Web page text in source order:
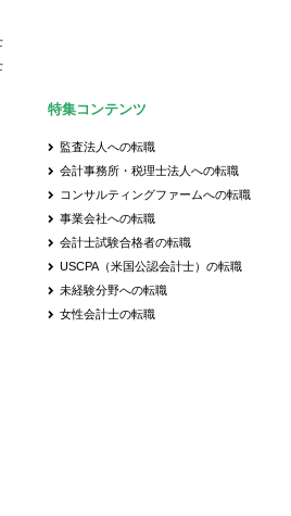
特集コンテンツ
監査法人への転職
会計事務所・税理士法人への転職
コンサルティングファームへの転職
事業会社への転職
会計士試験合格者の転職
USCPA（米国公認会計士）の転職
未経験分野への転職
女性会計士の転職